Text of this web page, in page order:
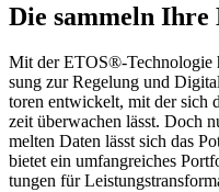
Die sammeln Ihre
Mit der ETOS®-Technologie
sung zur Rege­lung und
toren entwi­ckelt, mit der sich
zeit über­wa­chen lässt. Doch
melten Daten lässt sich das
bietet ein umfang­rei­ches
tungen für